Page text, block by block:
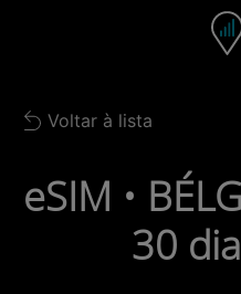
Barra de
Back to list
Voltar à lista
eSIM •
30